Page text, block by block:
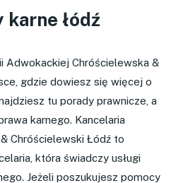
łódź
Adwokackiej Chróścielewska &
gdzie dowiesz się więcej o
tu porady prawnicze, a
karnego. Kancelaria
Chróścielewski Łódź to
która świadczy usługi
Jeżeli poszukujesz pomocy